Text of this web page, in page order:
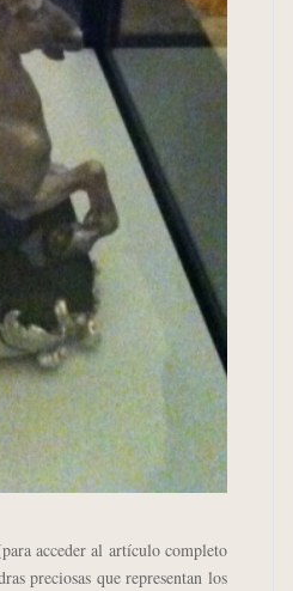
acceder al artículo completo
preciosas que representan los